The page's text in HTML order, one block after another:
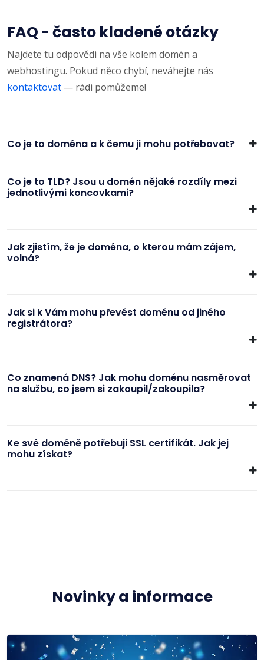
FAQ - často kladené otázky
Najdete tu odpovědi na vše kolem domén a
webhostingu. Pokud něco chybí, neváhejte nás
kontaktovat — rádi pomůžeme!
Co je to doména a k čemu ji mohu potřebovat?
Co je to TLD? Jsou u domén nějaké rozdíly mezi
jednotlivými koncovkami?
Jak zjistím, že je doména, o kterou mám zájem,
volná?
Jak si k Vám mohu převést doménu od jiného
registrátora?
Co znamená DNS? Jak mohu doménu nasměrovat
na službu, co jsem si zakoupil/zakoupila?
Ke své doméně potřebuji SSL certifikát. Jak jej
mohu získat?
Novinky a informace